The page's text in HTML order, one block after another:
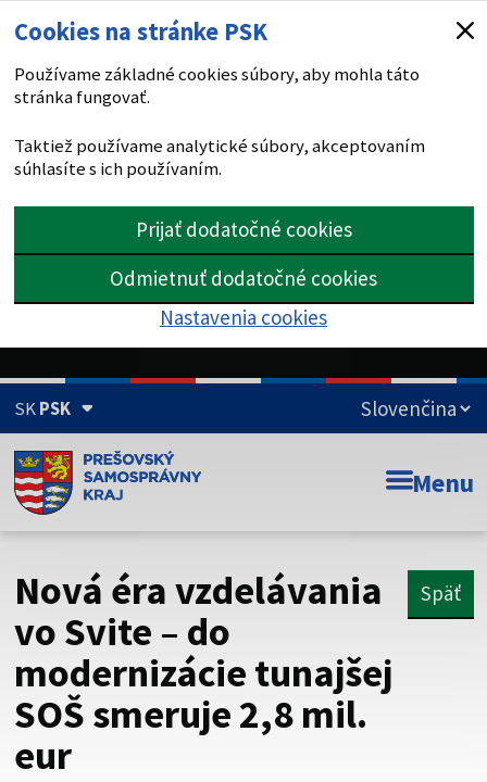
Cookies na stránke PSK
Používame základné cookies súbory, aby mohla táto
stránka fungovať.
Taktiež používame analytické súbory, akceptovaním
súhlasíte s ich používaním.
Prijať dodatočné cookies
Odmietnuť dodatočné cookies
Nastavenia cookies
SKPSK
Doména psk.sk je oficiálna
Toto je oficiálna webová stránka Prešovského
Táto stránka je zabezpečená
Buďte pozorní a vždy sa uistite, že zdieľate informácie iba
cez zabezpečenú webovú stránku. Zabezpečená stránka
vždy začína https:// pred názvom domény webového sídla.
Menu
Nová éra vzdelávania
vo Svite – do
modernizácie tunajšej
SOŠ smeruje 2,8 mil.
eur
Späť